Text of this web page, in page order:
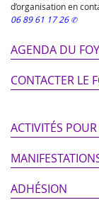
d’organisation en
06 89 61 17 26
AGENDA DU
CONTACTER LE
ACTIVITÉS
ADHÉSION